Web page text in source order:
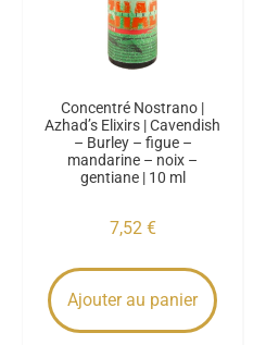
Concentré Nostrano |
Azhad’s Elixirs | Cavendish
– Burley – figue –
mandarine – noix –
gentiane | 10 ml
7,52 €
Ajouter au panier